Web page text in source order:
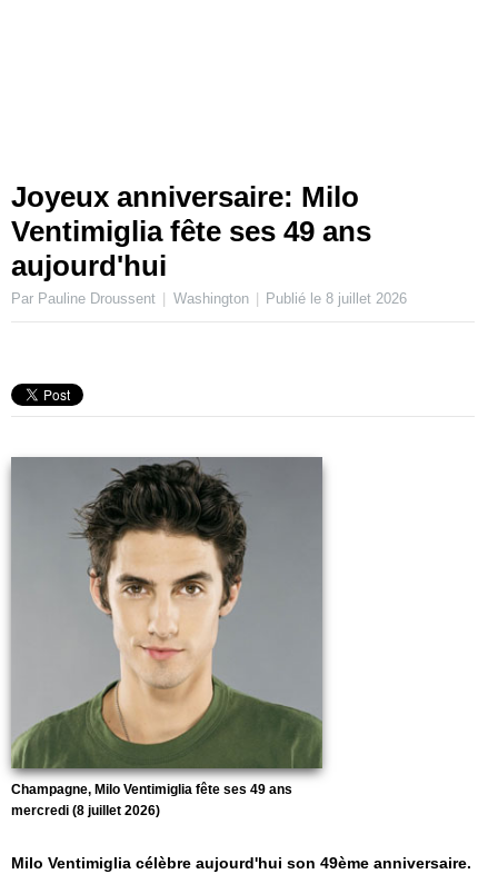
Joyeux anniversaire: Milo
Ventimiglia fête ses 49 ans
aujourd'hui
Par Pauline Droussent Washington Publié le8 juillet 2026
Champagne, Milo Ventimiglia fête ses 49 ans
mercredi (8 juillet 2026)
Milo Ventimiglia célèbre aujourd'hui son 49ème anniversaire.